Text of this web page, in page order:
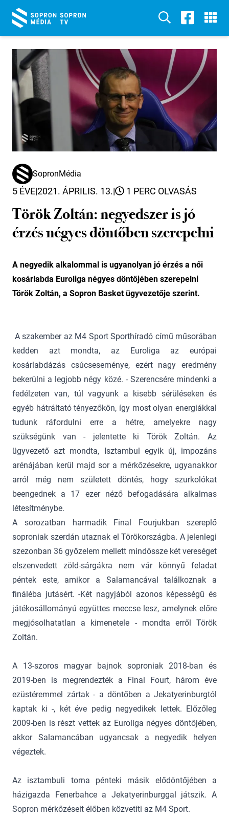
SopronMédia
5 ÉVE|2021. ÁPRILIS. 13.| 1 PERC OLVASÁS
Török Zoltán: negyedszer is jó
érzés négyes döntőben szerepelni
A negyedik alkalommal is ugyanolyan jó érzés a női
kosárlabda Euroliga négyes döntőjében szerepelni
Török Zoltán, a Sopron Basket ügyvezetője szerint.
A szakember az M4 Sport Sporthíradó című műsorában
kedden azt mondta, az Euroliga az európai
kosárlabdázás csúcseseménye, ezért nagy eredmény
bekerülni a legjobb négy közé. - Szerencsére mindenki a
fedélzeten van, túl vagyunk a kisebb sérüléseken és
egyéb hátráltató tényezőkön, így most olyan energiákkal
tudunk ráfordulni erre a hétre, amelyekre nagy
szükségünk van - jelentette ki Török Zoltán. Az
ügyvezető azt mondta, Isztambul egyik új, impozáns
arénájában kerül majd sor a mérkőzésekre, ugyanakkor
arról még nem született döntés, hogy szurkolókat
beengednek a 17 ezer néző befogadására alkalmas
létesítménybe.
A sorozatban harmadik Final Fourjukban szereplő
soproniak szerdán utaznak el Törökországba. A jelenlegi
szezonban 36 győzelem mellett mindössze két vereséget
elszenvedett zöld-sárgákra nem vár könnyű feladat
péntek este, amikor a Salamancával találkoznak a
fináléba jutásért. -Két nagyjából azonos képességű és
játékosállományú együttes meccse lesz, amelynek előre
megjósolhatatlan a kimenetele - mondta erről Török
Zoltán.
A 13-szoros magyar bajnok soproniak 2018-ban és
2019-ben is megrendezték a Final Fourt, három éve
ezüstéremmel zártak - a döntőben a Jekatyerinburgtól
kaptak ki -, két éve pedig negyedikek lettek. Előzőleg
2009-ben is részt vettek az Euroliga négyes döntőjében,
akkor Salamancában ugyancsak a negyedik helyen
végeztek.
Az isztambuli torna pénteki másik elődöntőjében a
házigazda Fenerbahce a Jekatyerinburggal játszik. A
Sopron mérkőzéseit élőben közvetíti az M4 Sport.